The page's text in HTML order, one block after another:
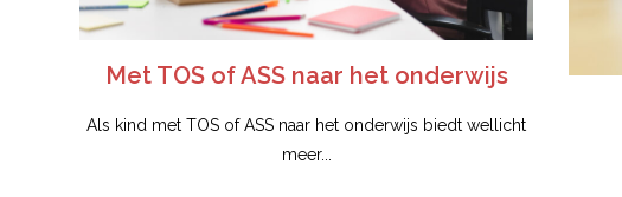
Met TOS of ASS naar het onderwijs
Als kind met TOS of ASS naar het onderwijs biedt wellicht
meer...